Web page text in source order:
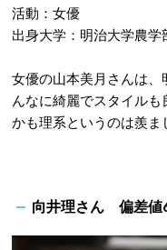
活動：女優
出身大学：明治大学農学
女優の山本美月さんは、
んなに綺麗でスタイル
かも理系というのは羨ま
向井理さん 偏差値